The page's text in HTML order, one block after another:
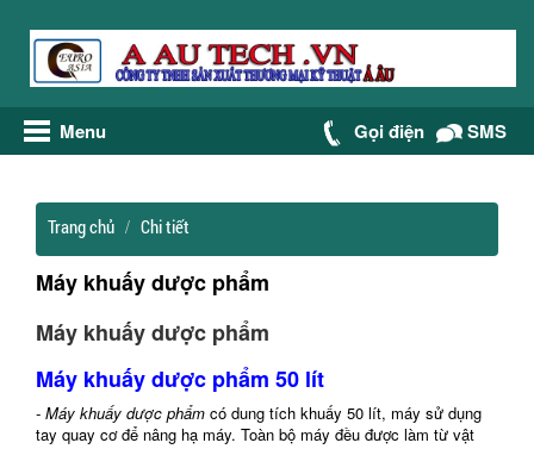
Menu Gọi điện SMS
Trang chủ Chi tiết
Máy khuấy dược phẩm
Máy khuấy dược phẩm
Máy khuấy dược phẩm 50 lít
- Máy khuấy dược phẩm có dung tích khuấy 50 lít, máy sử dụng
tay quay cơ để nâng hạ máy. Toàn bộ máy đều được làm từ vật